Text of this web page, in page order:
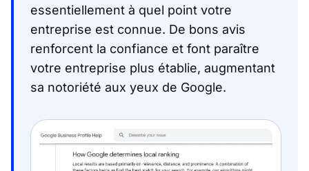
essentiellement à quel point votre
entreprise est connue. De bons avis
renforcent la confiance et font paraître
votre entreprise plus établie, augmentant
sa notoriété aux yeux de Google.